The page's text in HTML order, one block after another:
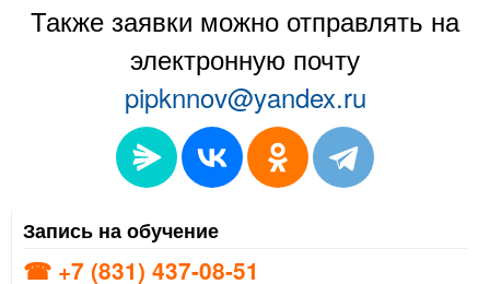
Также заявки можно отправлять на
электронную почту
pipknnov@yandex.ru
Запись на обучение
☎ +7 (831) 437-08-51